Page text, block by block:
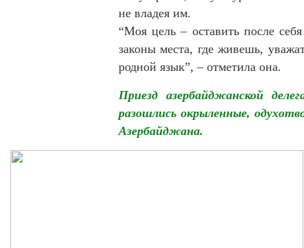
не владея им.
“Моя цель – оставить после
законы места, где живешь,
родной язык”, – отметила она.
Приезд азербайджанской
разошлись окрыленные,
Азербайджана.